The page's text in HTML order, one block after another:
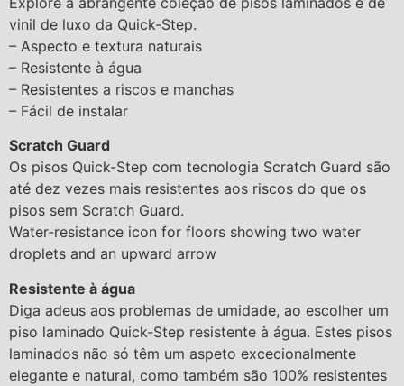
vinil de luxo da Quick-Step.
– Aspecto e textura naturais
– Resistente à água
– Resistentes a riscos e manchas
– Fácil de instalar
Scratch Guard
Os pisos Quick-Step com tecnologia Scratch Guard são
até dez vezes mais resistentes aos riscos do que os
pisos sem Scratch Guard.
Water-resistance icon for floors showing two water
droplets and an upward arrow
Resistente à água
Diga adeus aos problemas de umidade, ao escolher um
piso laminado Quick-Step resistente à água. Estes pisos
laminados não só têm um aspeto excecionalmente
elegante e natural, como também são 100% resistentes